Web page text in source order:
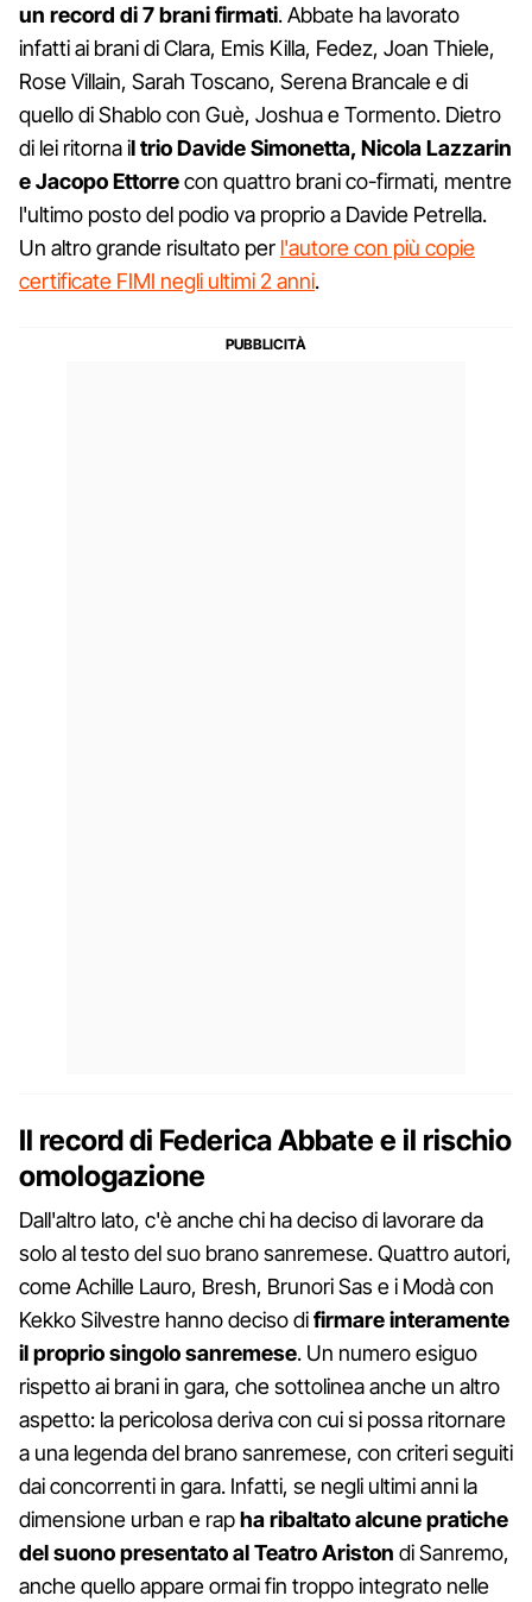
un record di 7 brani firmati. Abbate ha lavorato
infatti ai brani di Clara, Emis Killa, Fedez, Joan Thiele,
Rose Villain, Sarah Toscano, Serena Brancale e di
quello di Shablo con Guè, Joshua e Tormento. Dietro
di lei ritorna il trio Davide Simonetta, Nicola Lazzarin
e Jacopo Ettorrecon quattro brani co-firmati, mentre
l'ultimo posto del podio va proprio a Davide Petrella.
Un altro grande risultato per l'autore con più copie
certificate FIMI negli ultimi 2 anni.
Il record di Federica Abbate e il rischio
omologazione
Dall'altro lato, c'è anche chi ha deciso di lavorare da
solo al testo del suo brano sanremese. Quattro autori,
come Achille Lauro, Bresh, Brunori Sas e i Modà con
Kekko Silvestre hanno deciso difirmare interamente
il proprio singolo sanremese. Un numero esiguo
rispetto ai brani in gara, che sottolinea anche un altro
aspetto: la pericolosa deriva con cui si possa ritornare
a una legenda del brano sanremese, con criteri seguiti
dai concorrenti in gara. Infatti, se negli ultimi anni la
dimensione urban e rapha ribaltato alcune pratiche
del suono presentato al Teatro Ariston di Sanremo,
anche quello appare ormai fin troppo integrato nelle